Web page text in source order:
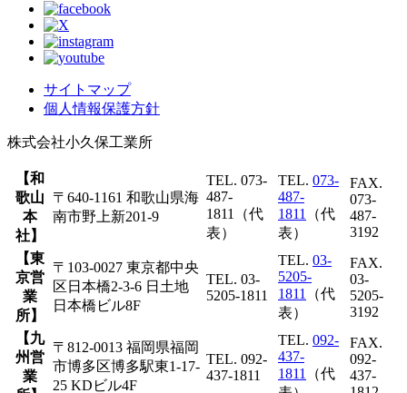
サイトマップ
個人情報保護方針
株式会社小久保工業所
【和
歌山
本
社】
〒640-1161 和歌山県海
南市野上新201-9
TEL. 073-
487-
1811（代
表）
TEL. 073-
487-
1811
（代
表）
FAX.
073-
487-
3192
【東
京営
業
所】
〒103-0027 東京都中央
区日本橋2-3-6 日土地
日本橋ビル8F
TEL. 03-
5205-1811
TEL. 03-
5205-
1811
（代
表）
FAX.
03-
5205-
3192
【九
州営
業
〒812-0013 福岡県福岡
市博多区博多駅東1-17-
25 KDビル4F
TEL. 092-
437-1811
TEL. 092-
437-
1811
（代
FAX.
092-
437-